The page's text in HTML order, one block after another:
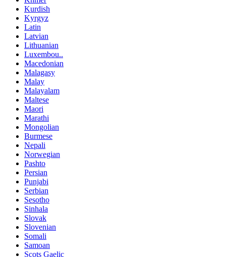
Kurdish
Kyrgyz
Latin
Latvian
Lithuanian
Luxembou..
Macedonian
Malagasy
Malay
Malayalam
Maltese
Maori
Marathi
Mongolian
Burmese
Nepali
Norwegian
Pashto
Persian
Punjabi
Serbian
Sesotho
Sinhala
Slovak
Slovenian
Somali
Samoan
Scots Gaelic